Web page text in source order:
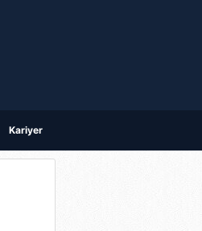
Kariyer